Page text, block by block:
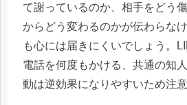
て謝っているのか、相手をどう
からどう変わるのかが伝わらな
も心には届きにくいでしょう。
電話を何度もかける、共通の知
動は逆効果になりやすいため注意